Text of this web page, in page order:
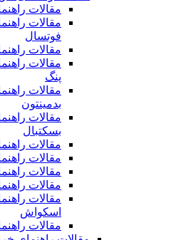
مقالات
مقالات
فوتسال
مقالات
مقالات
پنگ
مقالات
بدمینتون
مقالات
بسکتبال
مقالات
مقالات
مقالات
مقالات
مقالات
اسکواش
مقالات